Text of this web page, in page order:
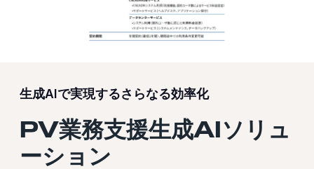
生成AIで実現するさらなる効率化
PV業務支援生成AIソリュ
ーション